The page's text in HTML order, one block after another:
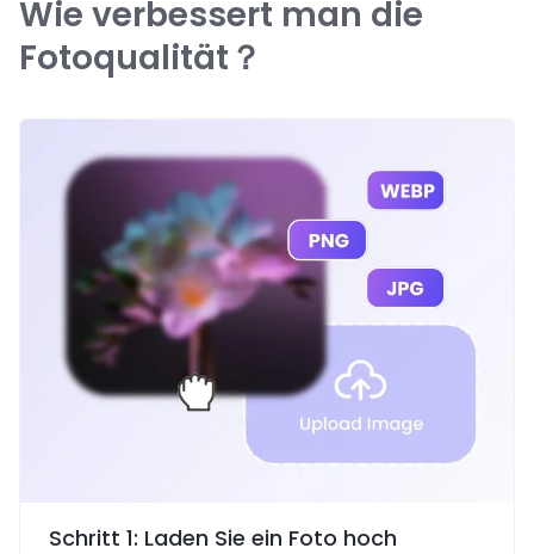
Wie verbessert man die
Fotoqualität？
Schritt 1: Laden Sie ein Foto hoch